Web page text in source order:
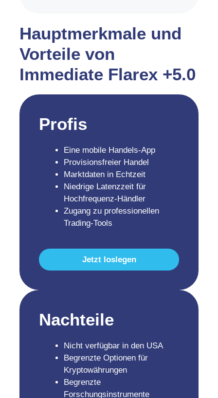
Hauptmerkmale und
Vorteile von
Immediate Flarex +5.0
Profis
Eine mobile Handels-App
Provisionsfreier Handel
Marktdaten in Echtzeit
Niedrige Latenzzeit für
Hochfrequenz-Händler
Zugang zu professionellen
Trading-Tools
Jetzt loslegen
Nachteile
Nicht verfügbar in den USA
Begrenzte Optionen für
Kryptowährungen
Begrenzte
Forschungsinstrumente